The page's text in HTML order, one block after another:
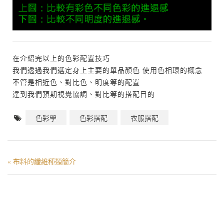
在介紹完以上的色彩配置技巧
我們透過我們選定身上主要的單品顏色 使用色相環的概念
不管是相近色、對比色、明度等的配置
達到我們預期視覺協調、對比等的搭配目的
色彩學 色彩搭配 衣服搭配
« 布料的纖維種類簡介